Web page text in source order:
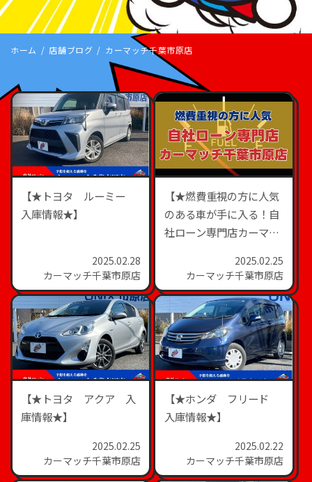
ホーム 店舗ブログ カーマッチ千葉市原店
【★トヨタ ルーミー
入庫情報★】
2025.02.28
カーマッチ千葉市原店
【★燃費重視の方に人気
のある車が手に入る！自
社ローン専門店カーマッ
2025.02.25
カーマッチ千葉市原店
【★トヨタ アクア 入
庫情報★】
2025.02.25
カーマッチ千葉市原店
【★ホンダ フリード
入庫情報★】
2025.02.22
カーマッチ千葉市原店